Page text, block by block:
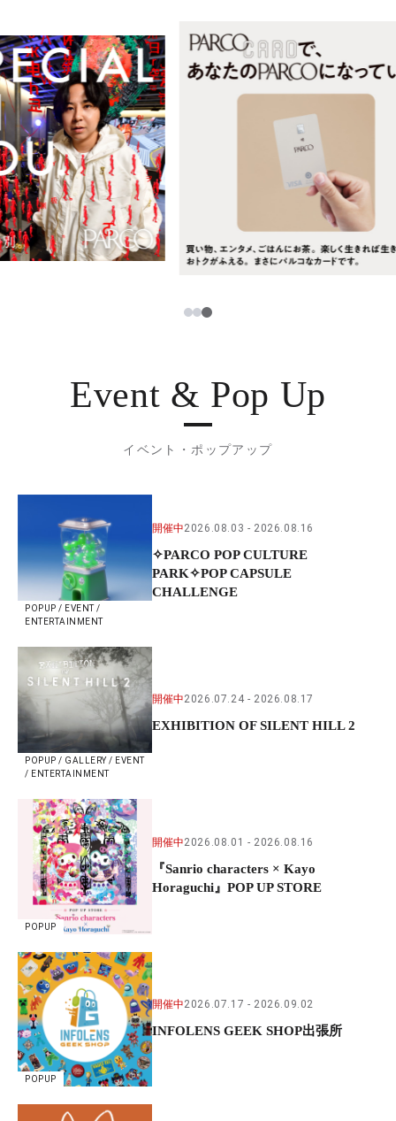
TAX FREE
PARCOメンバーズ
JP
日本語
12
Event & Pop Up
イベント・ポップアップ
POPUP / EVENT /
ENTERTAINMENT
開催中2026.08.03 2026.08.16
✧PARCO POP CULTURE
PARK✧POP CAPSULE
CHALLENGE
POPUP / GALLERY / EVENT
/ ENTERTAINMENT
開催中2026.07.24 2026.08.17
EXHIBITION OF SILENT HILL 2
POPUP
開催中2026.08.01 2026.08.16
『Sanrio characters × Kayo
Horaguchi』POP UP STORE
POPUP
開催中2026.07.17 2026.09.02
INFOLENS GEEK SHOP出張所